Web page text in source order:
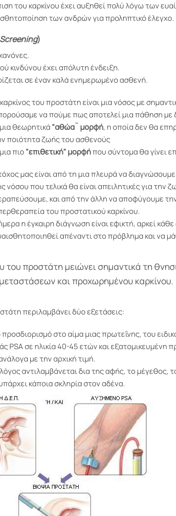
του καρκίνου έχει αυξηθεί πολύ λόγω των
των ανδρών για προληπτικό έλεγχο.
)
κινδύνου έχει απόλυτη ένδειξη.
σε έναν καλά ενημερωμένο ασθενή.
του προστάτη είναι μια νόσος με
να πούμε πως αποτελεί μια πάθηση
θεωρητικά "αθώα¨ μορφή, η οποία δεν θα
ποιότητα ζωής του ασθενούς
πιο"επιθετική" μορφήπου σύντομα θα γίνει
μας είναι από τη μια πλευρά να
νόσου που τελικά θα είναι απειλητικές για την
και από την άλλη να αποφύγουμε
του προστατικού καρκίνου.
η έγκαιρη διάγνωση είναι εφικτή, αρκεί
απέναντι στο πρόβλημα και να
του προστάτη μειώνει σημαντικά τη
και προχωρημένου καρκίνου.
περιλαμβάνει δύο εξετάσεις:
προσδιορισμό στο αίμα μιας πρωτεΐνης, του
PSA σε ηλικία 40-45 ετών και εξατομικευμένη
με την αρχική τιμή.
αντιλαμβάνεται δια της αφής, το μέγεθος,
κάποια σκληρία στον αδένα.